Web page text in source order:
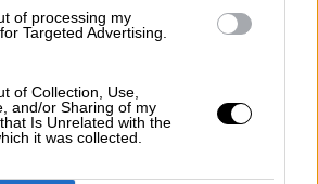
of processing my
Targeted Advertising.
of Collection, Use,
and/or Sharing of my
Is Unrelated with the
it was collected.
ministra de Transportes, Movilidad y
Sánchez, hacía pública su
alcanzado con el Comité
por Carretera (CNTC)